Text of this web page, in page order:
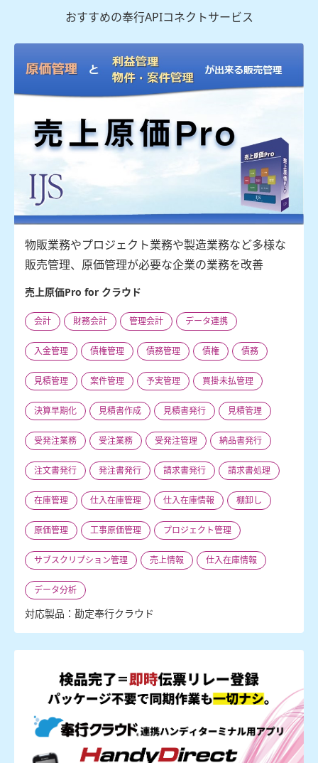
おすすめの奉行APIコネクトサービス
物販業務やプロジェクト業務や製造業務など多様な
販売管理、原価管理が必要な企業の業務を改善
売上原価Pro for クラウド
会計 財務会計 管理会計 データ連携
入金管理 債権管理 債務管理 債権 債務
見積管理 案件管理 予実管理 買掛未払管理
決算早期化 見積書作成 見積書発行 見積管理
受発注業務 受注業務 受発注管理 納品書発行
注文書発行 発注書発行 請求書発行 請求書処理
在庫管理 仕入在庫管理 仕入在庫情報 棚卸し
原価管理 工事原価管理 プロジェクト管理
サブスクリプション管理 売上情報 仕入在庫情報
データ分析
対応製品：勘定奉行クラウド